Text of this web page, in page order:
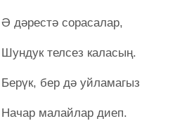
Ә дәрестә сорасалар,
Шундук телсез каласың.
Берүк, бер дә уйламагыз
Начар малайлар диеп.